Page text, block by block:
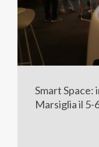
Smart
Marsiglia il 5-